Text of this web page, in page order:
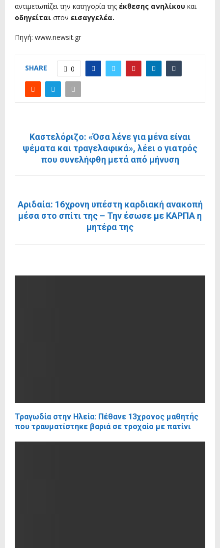
αντιμετωπίζει την κατηγορία της έκθεσης ανηλίκου και
οδηγείται στον εισαγγελέα.
Πηγή: www.newsit.gr
SHARE 0
Καστελόριζο: «Όσα λένε για μένα είναι
ψέματα και τραγελαφικά», λέει ο γιατρός
που συνελήφθη μετά από μήνυση
Αριδαία: 16χρονη υπέστη καρδιακή ανακοπή
μέσα στο σπίτι της – Την έσωσε με ΚΑΡΠΑ η
μητέρα της
Τραγωδία στην Ηλεία: Πέθανε 13χρονος μαθητής
που τραυματίστηκε βαριά σε τροχαίο με πατίνι